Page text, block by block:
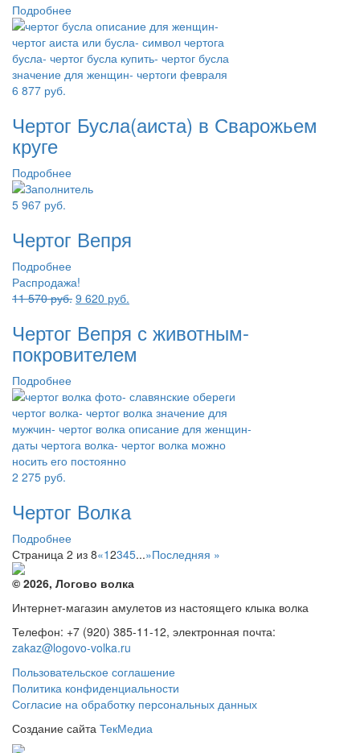
Подробнее
6 877 руб.
Чертог Бусла(аиста) в Сварожьем
круге
Подробнее
5 967 руб.
Чертог Вепря
Подробнее
Распродажа!
11 570руб. Первоначальная
составляла
11
570 руб..
9 620 руб.
9
620 руб..
Чертог Вепря с животным-
покровителем
Подробнее
2 275 руб.
Чертог Волка
Подробнее
Страница 2 из 8«12345...»Последняя »
© 2026, Логово волка
Интернет-магазин амулетов из настоящего клыка волка
Телефон: +7 (920) 385-11-12, электронная почта:
zakaz@logovo-volka.ru
Пользовательское соглашение
Политика конфиденциальности
Согласие на обработку персональных данных
Создание сайта ТекМедиа